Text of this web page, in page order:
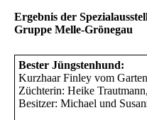
Ergebnis der
Gruppe Melle-Grönegau
Bester Jüngstenhund:
Kurzhaar Finley vom
Züchterin: Heike
Besitzer: Michael und